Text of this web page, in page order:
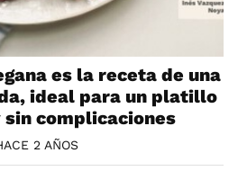
es la receta de una
ideal para un platillo
complicaciones
2 AÑOS